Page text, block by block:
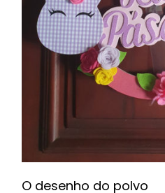
O desenho do polvo